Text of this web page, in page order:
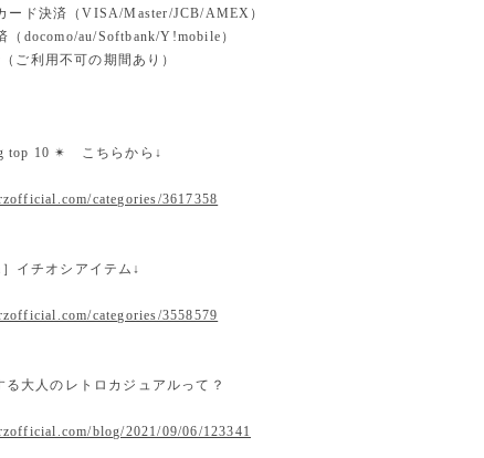
ード決済（VISA/Master/JCB/AMEX）
（docomo/au/Softbank/Y!mobile）
ご利用不可の期間あり）
top 10 ✴︎ こちらから↓
categories/3617358
イチオシアイテム↓
categories/3558579
る大人のレトロカジュアルって？
blog/2021/09/06/123341